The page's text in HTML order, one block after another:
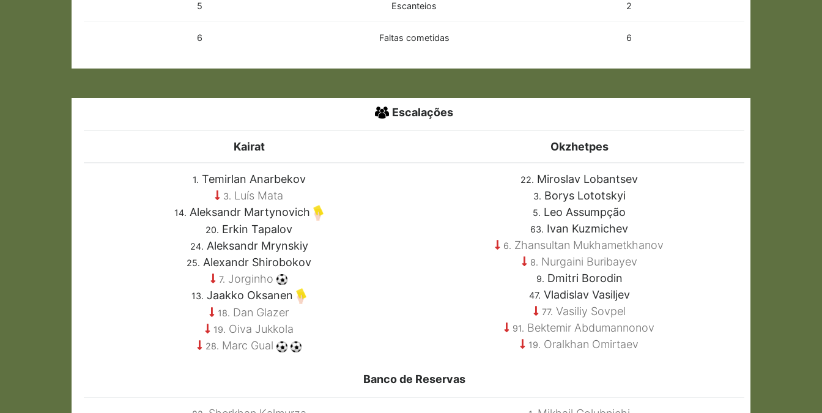
5 Escanteios 2
6 Faltas cometidas 6
Escalações
Kairat Okzhetpes
1. Temirlan Anarbekov
3. Luís Mata
14. Aleksandr Martynovich
20. Erkin Tapalov
24. Aleksandr Mrynskiy
25. Alexandr Shirobokov
7. Jorginho
13. Jaakko Oksanen
18. Dan Glazer
19. Oiva Jukkola
28. Marc Gual
22. Miroslav Lobantsev
3. Borys Lototskyi
5. Leo Assumpção
63. Ivan Kuzmichev
6. Zhansultan Mukhametkhanov
8. Nurgaini Buribayev
9. Dmitri Borodin
47. Vladislav Vasiljev
77. Vasiliy Sovpel
91. Bektemir Abdumannonov
19. Oralkhan Omirtaev
Banco de Reservas